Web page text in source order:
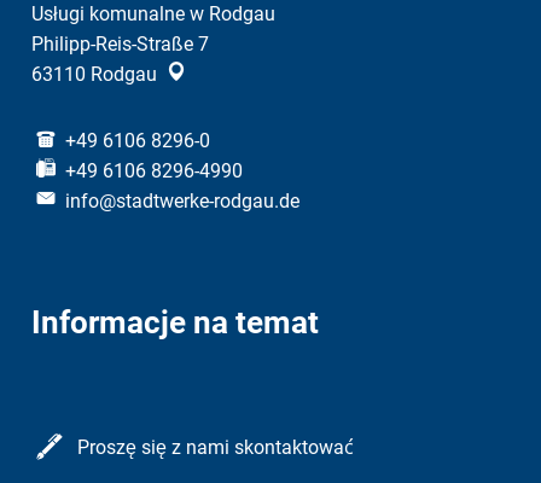
Usługi komunalne w Rodgau
Philipp-Reis-Straße 7
63110 Rodgau
+49 6106 8296-0
+49 6106 8296-4990
info@stadtwerke-rodgau.de
Informacje na temat
Proszę się z nami skontaktować